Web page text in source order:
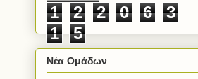
1 2 2 0 6
3
1
5
Νέα Ομάδων